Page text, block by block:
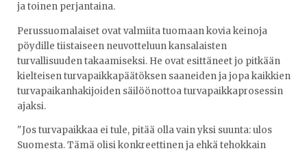
ja toinen perjantaina.
Perussuomalaiset ovat valmiita tuomaan kovia keinoja
pöydille tiistaiseen neuvotteluun kansalaisten
turvallisuuden takaamiseksi. He ovat esittäneet jo pitkään
kielteisen turvapaikkapäätöksen saaneiden ja jopa kaikkien
turvapaikanhakijoiden säilöönottoa turvapaikkaprosessin
ajaksi.
"Jos turvapaikkaa ei tule, pitää olla vain yksi suunta: ulos
Suomesta. Tämä olisi konkreettinen ja ehkä tehokkain